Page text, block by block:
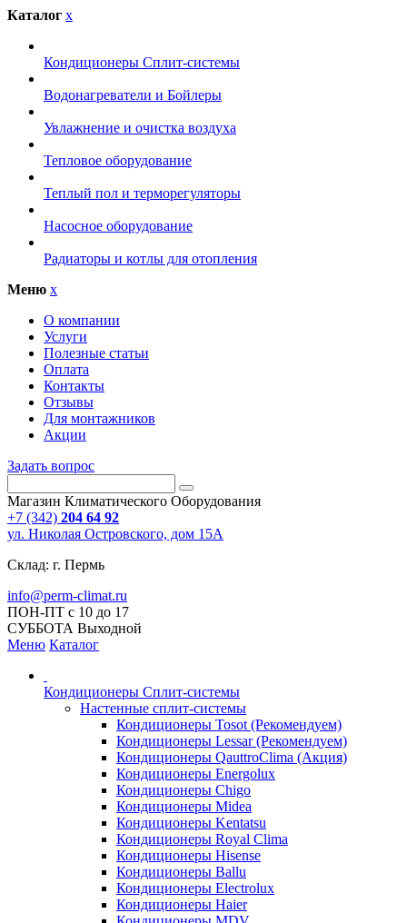
Каталог x
Кондиционеры Сплит-системы
Водонагреватели и Бойлеры
Увлажнение и очистка воздуха
Тепловое оборудование
Теплый пол и терморегуляторы
Насосное оборудование
Радиаторы и котлы для отопления
Меню x
О компании
Услуги
Полезные статьи
Оплата
Контакты
Отзывы
Для монтажников
Акции
Задать вопрос
Магазин Климатического Оборудования
+7 (342) 204 64 92
ул. Николая Островского, дом 15А
Склад: г. Пермь
info@perm-climat.ru
ПОН-ПТ с 10 до 17
СУББОТА Выходной
Меню Каталог
Кондиционеры Сплит-системы
Настенные сплит-системы
Кондиционеры Tosot (Рекомендуем)
Кондиционеры Lessar (Рекомендуем)
Кондиционеры QauttroClima (Акция)
Кондиционеры Energolux
Кондиционеры Chigo
Кондиционеры Midea
Кондиционеры Kentatsu
Кондиционеры Royal Clima
Кондиционеры Hisense
Кондиционеры Ballu
Кондиционеры Electrolux
Кондиционеры Haier